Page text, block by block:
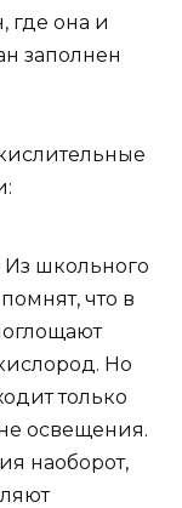
где она и
заполнен
школьного
что в
Но
только
освещения.
наоборот,